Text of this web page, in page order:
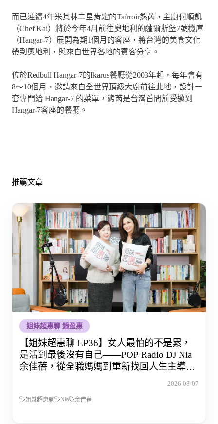
而已連續4年米其林二星肯定的Taïrroir態芮，主廚何順凱
（Chef Kai）將於今年4月前往奧地利的薩爾斯堡7號機庫
（Hangar-7）展開為期1個月的客座，將台灣的美食文化
帶到奧地利，與來自世界各地的賓客分享。
位於Redbull Hangar-7的Ikarus餐廳從2003年起，每年會有
8～10個月，邀請來自全世界頂級大廚前往此地，設計一
套專門給 Hangar-7 的菜單，態芮是台灣首間前受邀到
Hangar-7客座的餐廳。
推薦文章
姐妹超惠聊 鐘盈惠
【姐妹超惠聊 EP36】女人最怕的不是累，
是活到最後沒有自己——POP Radio DJ Nia
余佳蓓，從全職媽媽到重新找回人生主導權
2026-08-07
姐妹超惠聊 Nia 余佳蓓